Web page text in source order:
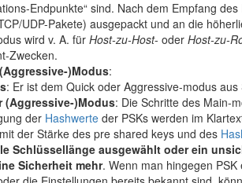
Endpunkte“ sind. Nach dem Empfang
UDP-Pakete) ausgepackt und an die
wird v. A. für Host-zu-Host- oder Host-zu-
Zwecken.
)Modus:
: Er ist dem Quick oder Aggressive-modus
(Aggressive-)Modus: Die Schritte des Main-
der Hashwerte der PSKs werden im
der Stärke des pre shared keys und des
Schlüssellänge ausgewählt oder ein
Sicherheit mehr. Wenn man hingegen